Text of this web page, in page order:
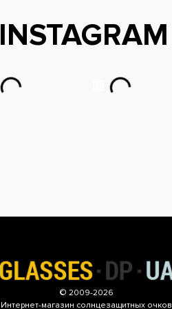
INSTAGRAM
© 2009-2026
Интернет-магазин солнцезащитных очков